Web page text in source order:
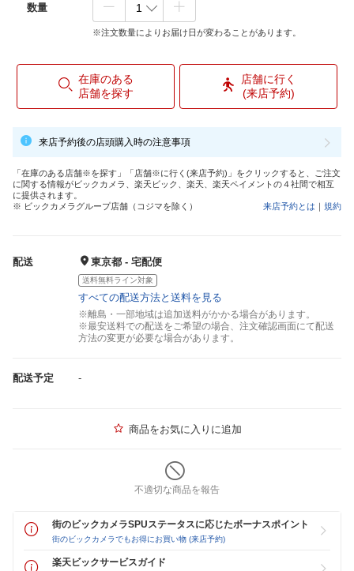
数量
※注文数量によりお届け日が変わることがあります。
在庫のある
店舗を探す
店舗に行く
(来店予約)
来店予約後の店頭購入時の注意事項
「在庫のある店舗※を探す」「店舗※に行く(来店予約)」をクリックすると、ご注文
に関する情報がビックカメラ、楽天ビック、楽天、楽天ペイメントの４社間で相互
に提供されます。
※ ビックカメラグループ店舗（コジマを除く）
来店予約とは ｜ 規約
配送 東京都 - 宅配便
送料無料ライン対象
すべての配送方法と送料を見る
※離島・一部地域は追加送料がかかる場合があります。
※最安送料での配送をご希望の場合、注文確認画面にて配送
方法の変更が必要な場合があります。
配送予定 -
商品をお気に入りに追加
不適切な商品を報告
街のビックカメラSPUステータスに応じたボーナスポイント
街のビックカメラでもお得にお買い物 (来店予約)
楽天ビックサービスガイド